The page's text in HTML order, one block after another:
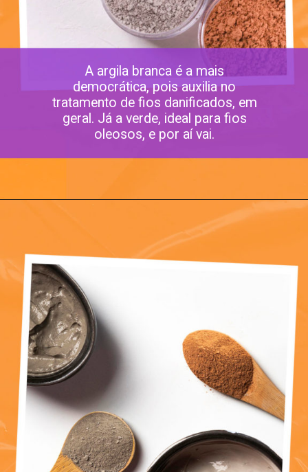
A argila branca é a mais
democrática, pois auxilia no
tratamento de fios danificados, em
geral. Já a verde, ideal para fios
oleosos, e por aí vai.